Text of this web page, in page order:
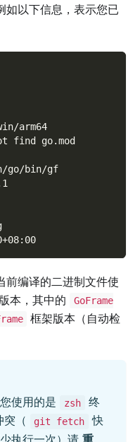
如以下信息，表示您已
arm64
find go.mod
go/bin/gf
前编译的二进制文件使
本，其中的
GoFrame
框架版本（自动检
使用的是 zsh
终
突（ git fetch
快
执行一次）请 重